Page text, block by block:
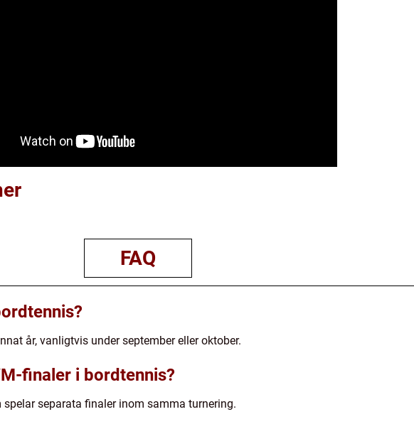
FAQ
år, vanligtvis under september eller oktober.
finaler i bordtennis?
separata finaler inom samma turnering.